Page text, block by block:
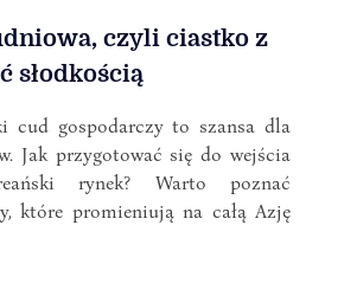
czyli ciastko z
słodkością
cud gospodarczy to szansa dla
Jak przygotować się do wejścia
rynek? Warto poznać
które promieniują na całą Azję